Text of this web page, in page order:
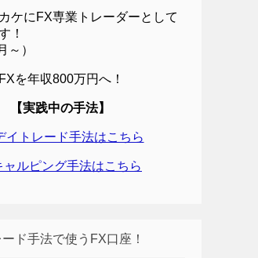
ケにFX専業トレーダーとして
！
～）
を年収800万円へ！
【実践中の手法】
イトレード手法はこちら
ャルピング手法はこちら
ド手法で使うFX口座！